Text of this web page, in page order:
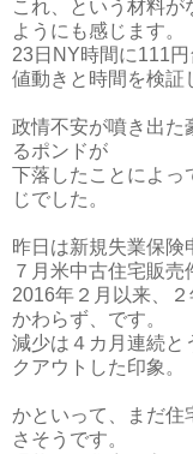
これ、という材料が
ようにも感じます。
23日NY時間に111
値動きと時間を検証
政情不安が噴き出た
るポンドが
下落したことによっ
じでした。
昨日は新規失業保険
７月米中古住宅販
2016年２月以来、
かわらず、です。
減少は４カ月連続と
クアウトした印象。
かといって、まだ住
さそうです。